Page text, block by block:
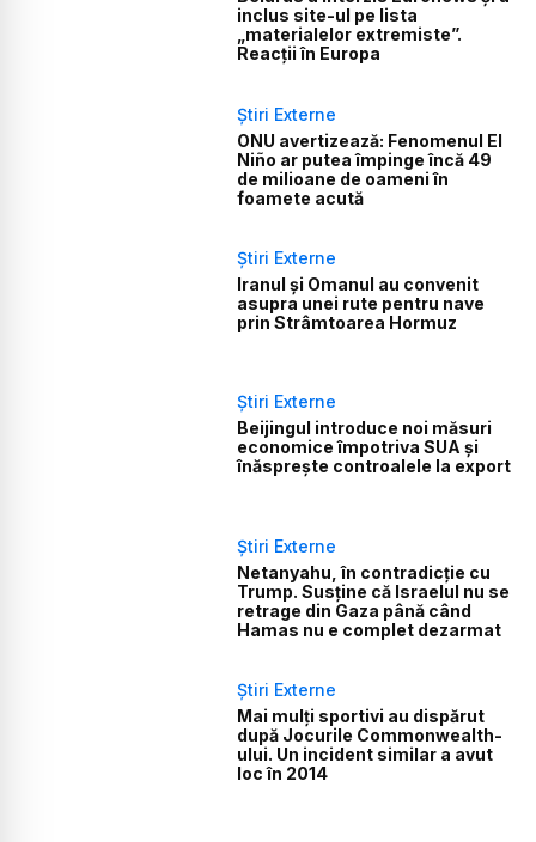
inclus site-ul pe lista
„materialelor extremiste”.
Reacții în Europa
Știri Externe
ONU avertizează: Fenomenul El
Niño ar putea împinge încă 49
de milioane de oameni în
foamete acută
Știri Externe
Iranul și Omanul au convenit
asupra unei rute pentru nave
prin Strâmtoarea Hormuz
Știri Externe
Beijingul introduce noi măsuri
economice împotriva SUA și
înăsprește controalele la export
Știri Externe
Netanyahu, în contradicție cu
Trump. Susține că Israelul nu se
retrage din Gaza până când
Hamas nu e complet dezarmat
Știri Externe
Mai mulți sportivi au dispărut
după Jocurile Commonwealth-
ului. Un incident similar a avut
loc în 2014